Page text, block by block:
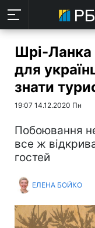
Шрі-Ланка
для
знати
19:07 14.12.2020 Пн
Побоювання
все ж
гостей
ЕЛЕНА БОЙКО